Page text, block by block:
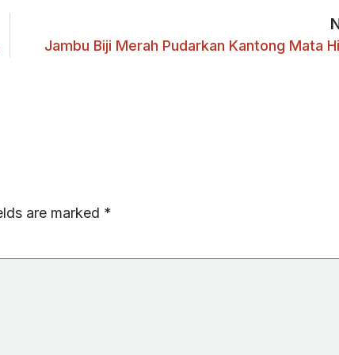
Jambu Biji Merah Pudarkan Kantong Mata
are marked *